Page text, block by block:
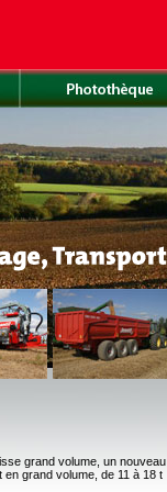
grand volume, un nouveau
grand volume, de 11 à 18 t